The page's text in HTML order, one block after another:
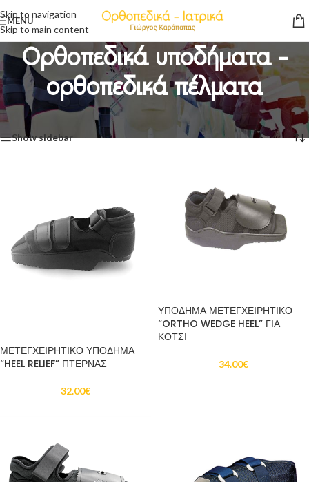
Skip to navigation
Skip to main content
MENU
Oρθοπεδικά υποδήματα -
ορθοπεδικά πέλματα
Προβάλλονται όλα - 18 αποτελέσματα
Show sidebar
ΜΕΤΕΓΧΕΙΡΗΤΙΚΟ ΥΠΟΔΗΜΑ
“HEEL RELIEF” ΠΤΕΡΝΑΣ
32.00€
ΥΠΟΔΗΜΑ ΜΕΤΕΓΧΕΙΡΗΤΙΚΟ
“ORTHO WEDGE HEEL” ΓΙΑ
ΚΟΤΣΙ
34.00€